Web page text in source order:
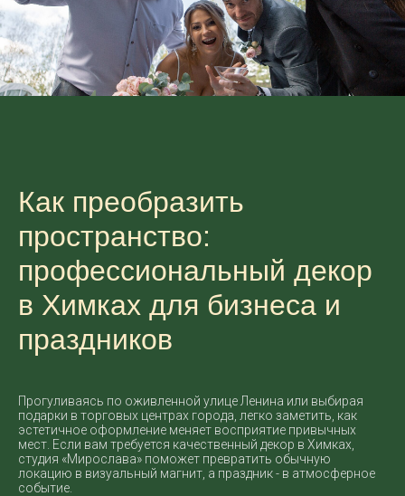
Как преобразить
пространство:
профессиональный декор
в Химках для бизнеса и
праздников
Прогуливаясь по оживленной улице Ленина или выбирая
подарки в торговых центрах города, легко заметить, как
эстетичное оформление меняет восприятие привычных
мест. Если вам требуется качественный декор в Химках,
студия «Мирослава» поможет превратить обычную
локацию в визуальный магнит, а праздник - в атмосферное
событие.